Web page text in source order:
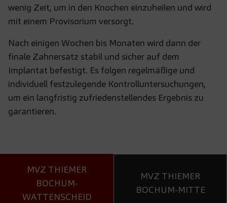
wenig Zeit, um in den Knochen einzuheilen und wird
mit einem Provisorium versorgt.
Nach einigen Wochen bis Monaten wird dann der
finale Zahnersatz stabil und sicher auf dem
Implantat befestigt. Es folgen regelmäßige und
individuell festzulegende Kontrolluntersuchungen,
um ein langfristig zufriedenstellendes Ergebnis zu
garantieren.
MVZ THIEMER
BOCHUM-
WATTENSCHEID
MVZ THIEMER
BOCHUM-MITTE